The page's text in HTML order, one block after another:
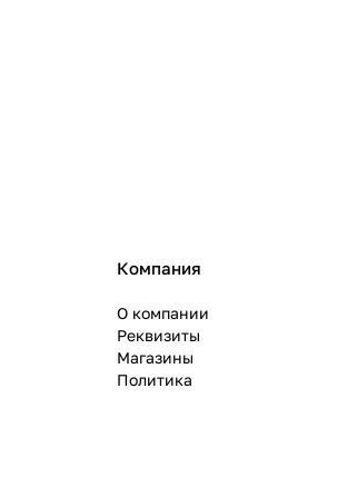
Компания
О компании
Реквизиты
Магазины
Политика